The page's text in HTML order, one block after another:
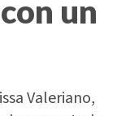
un
Valeriano,